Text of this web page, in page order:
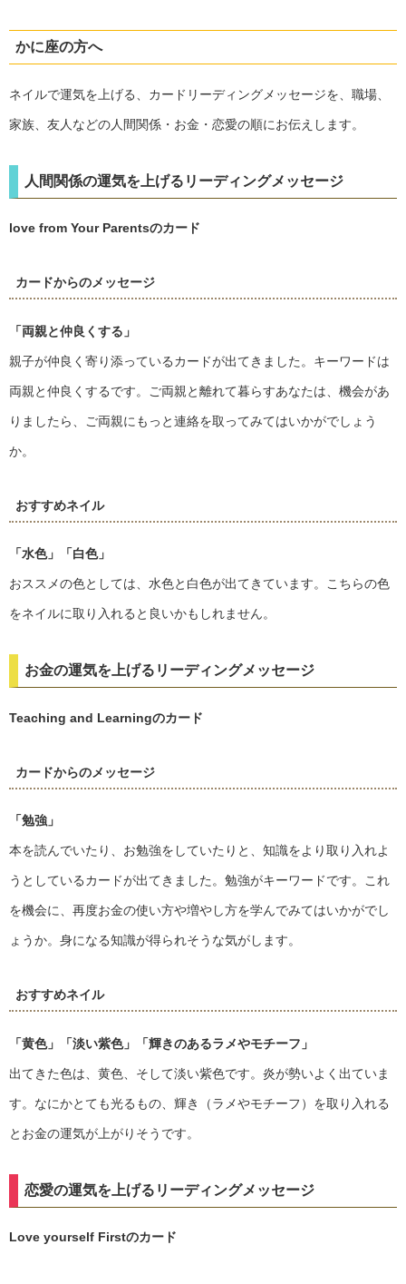
かに座の方へ
ネイルで運気を上げる、カードリーディングメッセージを、職場、
家族、友人などの人間関係・お金・恋愛の順にお伝えします。
人間関係の運気を上げるリーディングメッセージ
love from Your Parentsのカード
カードからのメッセージ
「両親と仲良くする」
親子が仲良く寄り添っているカードが出てきました。キーワードは
両親と仲良くするです。ご両親と離れて暮らすあなたは、機会があ
りましたら、ご両親にもっと連絡を取ってみてはいかがでしょう
か。
おすすめネイル
「水色」 「白色」
おススメの色としては、水色と白色が出てきています。こちらの色
をネイルに取り入れると良いかもしれません。
お金の運気を上げるリーディングメッセージ
Teaching and Learningのカード
カードからのメッセージ
「勉強」
本を読んでいたり、お勉強をしていたりと、知識をより取り入れよ
うとしているカードが出てきました。勉強がキーワードです。これ
を機会に、再度お金の使い方や増やし方を学んでみてはいかがでし
ょうか。身になる知識が得られそうな気がします。
おすすめネイル
「黄色」 「淡い紫色」 「輝きのあるラメやモチーフ」
出てきた色は、黄色、そして淡い紫色です。炎が勢いよく出ていま
す。なにかとても光るもの、輝き（ラメやモチーフ）を取り入れる
とお金の運気が上がりそうです。
恋愛の運気を上げるリーディングメッセージ
Love yourself Firstのカード